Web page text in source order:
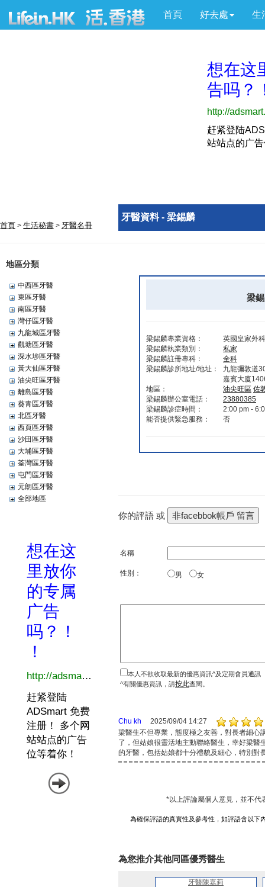
首頁 好去處 生
首頁 > 生活秘書 > 牙醫名冊
地區分類
中西區牙醫
東區牙醫
南區牙醫
灣仔區牙醫
九龍城區牙醫
觀塘區牙醫
深水埗區牙醫
黃大仙區牙醫
油尖旺區牙醫
離島區牙醫
葵青區牙醫
北區牙醫
西頁區牙醫
沙田區牙醫
大埔區牙醫
荃灣區牙醫
屯門區牙醫
元朗區牙醫
全部地區
牙醫資料 - 梁錫麟
梁
梁錫麟專業資格：
英國皇家外
梁錫麟執業類別：
私家
梁錫麟註冊專科：
全科
梁錫麟診所地址/地址：
九龍彌敦道
嘉賓大廈
地區：
油尖旺區 佐
梁錫麟辦公室電話：
23880385
梁錫麟診症時間：
2:00 pm -
能否提供緊急服務：
否
你的評語 或
名稱
性別： 男 女
本人不欲收取最新的優惠資訊^及定期會員通訊
^有關優惠資訊，請按此查閱。
Chu kh
2025/09/04 14:27
梁醫生不但專業，態度極之友善，對長者細
了，但姑娘很靈活地主動聯絡醫生，幸好梁
的牙醫，包括姑娘都十分禮貌及細心，特別
*以上評論屬個人意見，並不代
為確保評語的真實性及參考性，如評語含以下
為您推介其他同區優秀醫生
牙醫陳嘉莉